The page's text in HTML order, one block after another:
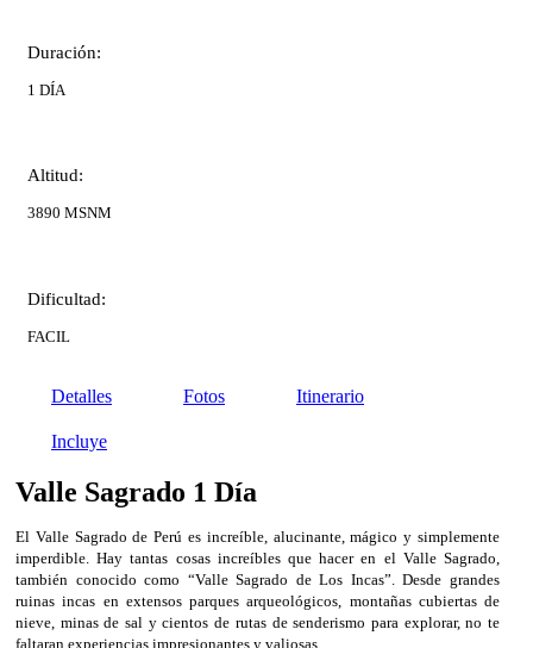
Duración:
1 DÍA
Altitud:
3890 MSNM
Dificultad:
FACIL
Detalles Fotos Itinerario
Incluye
Valle Sagrado 1 Día
El Valle Sagrado de Perú es increíble, alucinante, mágico y simplemente
imperdible. Hay tantas cosas increíbles que hacer en el Valle Sagrado,
también conocido como “Valle Sagrado de Los Incas”. Desde grandes
ruinas incas en extensos parques arqueológicos, montañas cubiertas de
nieve, minas de sal y cientos de rutas de senderismo para explorar, no te
faltaran experiencias impresionantes y valiosas.